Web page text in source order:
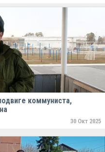
коммуниста,
30 Окт 2025